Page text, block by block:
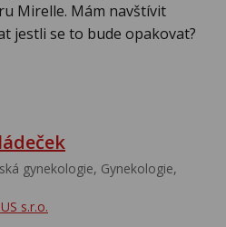
Mirelle. Mám navštívit
jestli se to bude opakovat?
gynekologie, Gynekologie,
s.r.o.